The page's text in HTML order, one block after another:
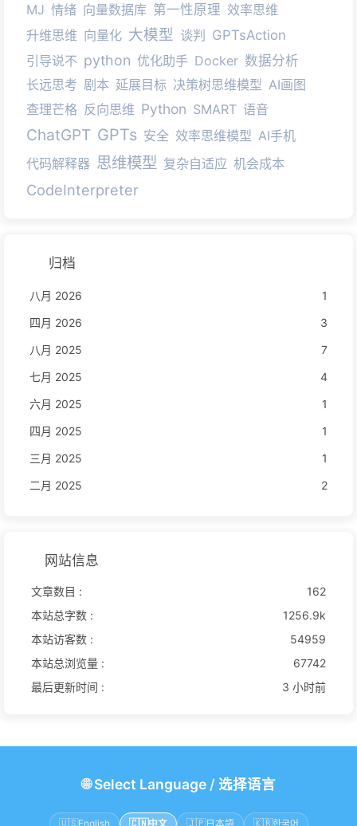
MJ 情绪 向量数据库 第一性原理 效率思维
升维思维 向量化 大模型 谈判 GPTsAction
引导说不 python 优化助手 Docker 数据分析
长远思考 剧本 延展目标 决策树思维模型 AI画图
查理芒格 反向思维 Python SMART 语音
ChatGPT GPTs 安全 效率思维模型 AI手机
代码解释器 思维模型 复杂自适应 机会成本
CodeInterpreter
归档
八月 2026
1
四月 2026
3
八月 2025
7
七月 2025
4
六月 2025
1
四月 2025
1
三月 2025
1
二月 2025
2
网站信息
文章数目 :
162
本站总字数 :
1256.9k
本站访客数 :
54959
本站总浏览量 :
67742
最后更新时间 :
3 小时前
🌐Select Language/ 选择语言
🇺🇸English 🇨🇳 中文 🇯🇵日本語 🇰🇷한국어